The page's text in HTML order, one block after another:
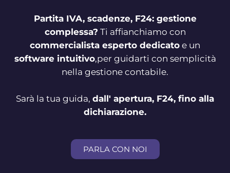
Partita IVA, scadenze, F24: gestione
complessa? Ti affianchiamo con
commercialista esperto dedicato e un
software intuitivo,per guidarti con semplicità
nella gestione contabile.
Sarà la tua guida, dall' apertura, F24, fino alla
dichiarazione.
PARLA CON NOI